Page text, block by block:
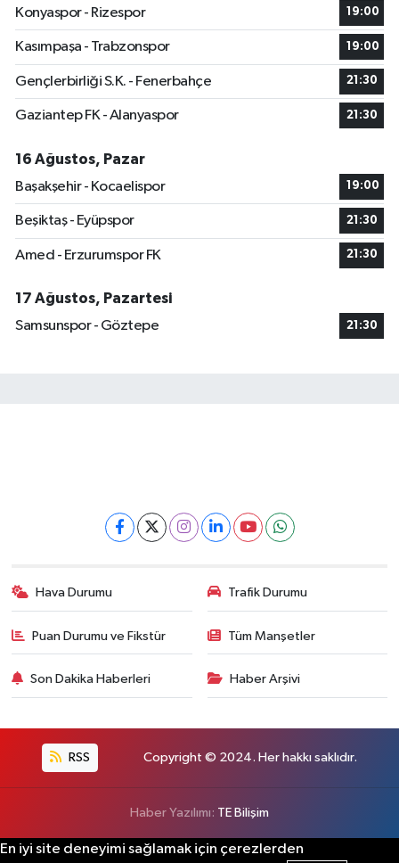
Konyaspor - Rizespor
19:00
Kasımpaşa - Trabzonspor 19:00
Gençlerbirliği S.K. - Fenerbahçe 21:30
Gaziantep FK - Alanyaspor 21:30
16 Ağustos, Pazar
Başakşehir - Kocaelispor
19:00
Beşiktaş - Eyüpspor 21:30
Amed - Erzurumspor FK 21:30
17 Ağustos, Pazartesi
Samsunspor - Göztepe
21:30
Hava Durumu Trafik Durumu
Puan Durumu ve Fikstür Tüm Manşetler
Son Dakika Haberleri Haber Arşivi
RSS Copyright © 2024. Her hakkı saklıdır.
Haber Yazılımı: TE Bilişim
En iyi site deneyimi sağlamak için çerezlerden